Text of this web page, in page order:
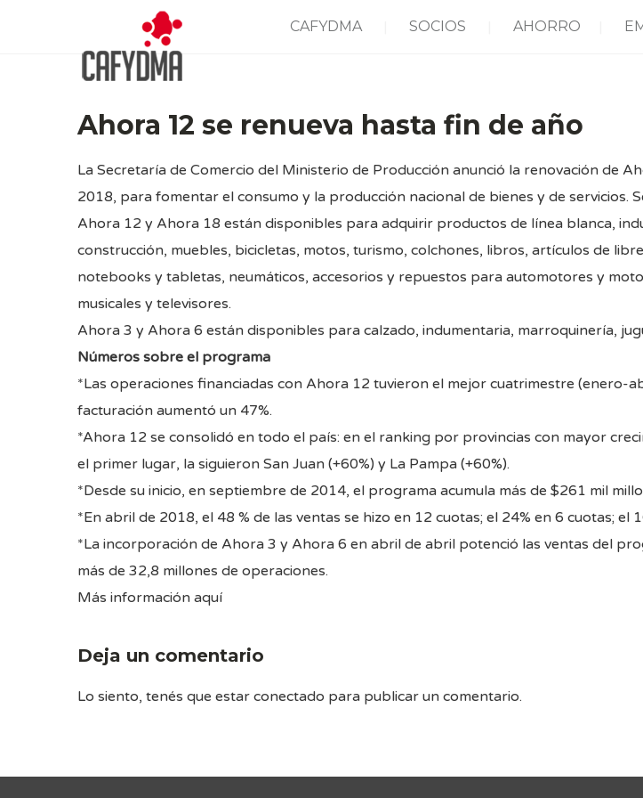
CAFYDMA SOCIOS AHORRO
Ahora 12 se renueva hasta fin de año
La Secretaría de Comercio del Ministerio de Producción anunció la renovación de
2018, para fomentar el consumo y la producción nacional de bienes y de
Ahora 12 y Ahora 18 están disponibles para adquirir productos de línea blanca,
construcción, muebles, bicicletas, motos, turismo, colchones, libros, artículos de
notebooks y tabletas, neumáticos, accesorios y repuestos para automotores y
musicales y televisores.
Ahora 3 y Ahora 6 están disponibles para calzado, indumentaria, marroquinería,
Números sobre el programa
*Las operaciones financiadas con Ahora 12 tuvieron el mejor cuatrimestre (enero-
facturación aumentó un 47%.
*Ahora 12 se consolidó en todo el país: en el ranking por provincias con mayor
el primer lugar, la siguieron San Juan (+60%) y La Pampa (+60%).
*Desde su inicio, en septiembre de 2014, el programa acumula más de $261 mil
*En abril de 2018, el 48 % de las ventas se hizo en 12 cuotas; el 24% en 6 cuotas; el
*La incorporación de Ahora 3 y Ahora 6 en abril de abril potenció las ventas del
más de 32,8 millones de operaciones.
Más información aquí
Deja un comentario
Lo siento, tenés que estar conectado para publicar un comentario.